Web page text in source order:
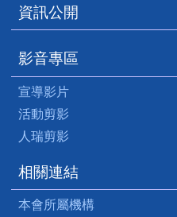
資訊公開
影音專區
宣導影片
活動剪影
人瑞剪影
相關連結
本會所屬機構